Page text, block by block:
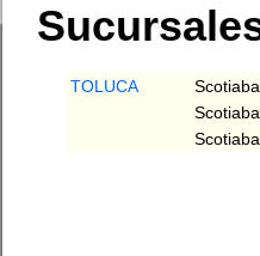
TOLUCA